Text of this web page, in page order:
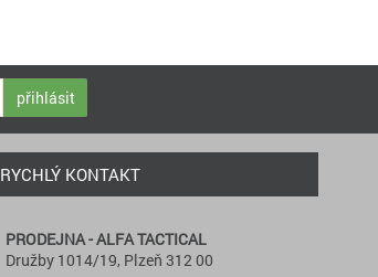
přihlásit
RYCHLÝ KONTAKT
PRODEJNA - ALFA TACTICAL
Družby 1014/19, Plzeň 312 00